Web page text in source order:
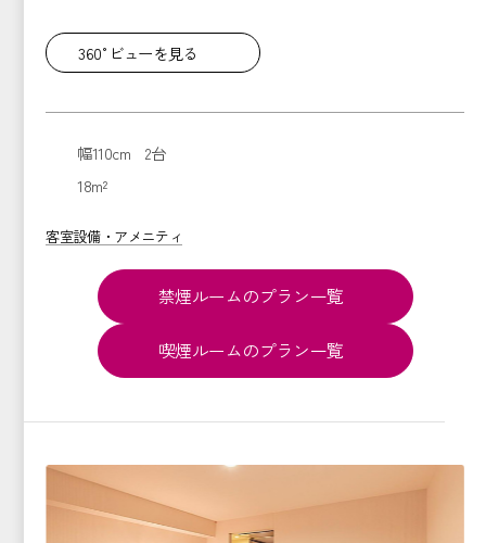
360°ビューを見る
幅110cm 2台
18m²
客室設備・アメニティ
禁煙ルームのプラン一覧
喫煙ルームのプラン一覧